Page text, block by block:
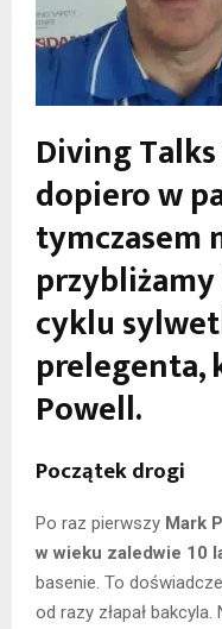
Diving
dopiero w
tymczasem
cyklu
Powell.
Początek drogi
Po raz pierwszy Mark
w wieku zaledwie 10
basenie. To
od razy złapał bakcyla.